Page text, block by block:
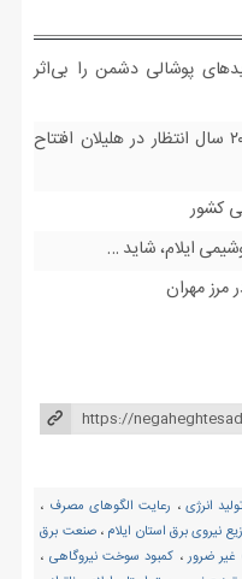
پوشالی دشمن را بی‌اثر
بزرگترین سازه سنگی ایلام پس از ۲۰ سال انتظار در هلیلان افتتاح
کشور
ایلام، شاید …
مرز مهران
انرژی ، رعایت الگوهای مصرف ،
نیروی برق استان ایلام ،صنعت برق
ضرور، کمبود سوخت نیروگاهی ،